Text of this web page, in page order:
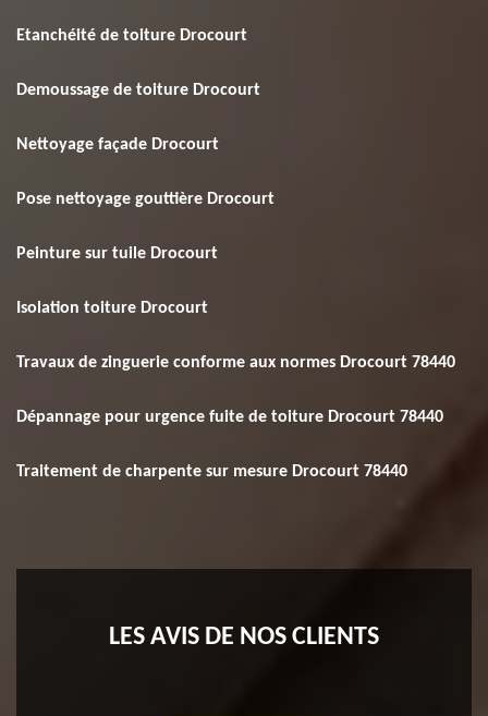
Etanchéité de toiture Drocourt
Demoussage de toiture Drocourt
Nettoyage façade Drocourt
Pose nettoyage gouttière Drocourt
Peinture sur tuile Drocourt
Isolation toiture Drocourt
Travaux de zinguerie conforme aux normes Drocourt 78440
Dépannage pour urgence fuite de toiture Drocourt 78440
Traitement de charpente sur mesure Drocourt 78440
LES AVIS DE NOS CLIENTS